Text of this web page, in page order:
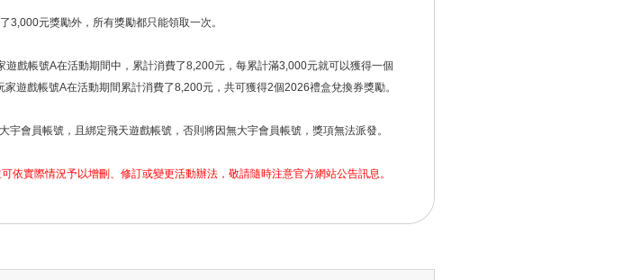
3,000元獎勵外，所有獎勵都只能領取一次。
遊戲帳號A在活動期間中，累計消費了8,200元，每累計滿3,000元就可以獲得一個
遊戲帳號A在活動期間累計消費了8,200元，共可獲得2個2026禮盒兌換券獎勵。
宇會員帳號，且綁定飛天遊戲帳號，否則將因無大宇會員帳號，獎項無法派發。
依實際情況予以增刪、修訂或變更活動辦法，敬請隨時注意官方網站公告訊息。